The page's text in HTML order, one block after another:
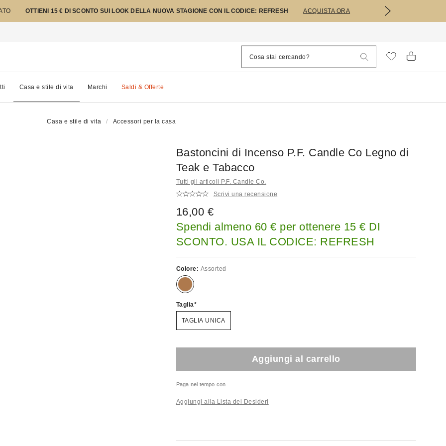
OTTIENI 15 € DI SCONTO SUI LOOK DELLA NUOVA STAGIONE CON IL CODICE: REFRESH ACQUISTA ORA
Casa e stile di vita Marchi Saldi & Offerte
Casa e stile di vita Accessori per la casa
Bastoncini di Incenso P.F. Candle Co Legno di
Teak e Tabacco
Tutti gli articoli P.F. Candle Co.
Scrivi una recensione
16,00 €
Spendi almeno 60 € per ottenere 15 € DI
SCONTO. USA IL CODICE: REFRESH
Colore: Assorted
Taglia
TAGLIA UNICA
Aggiungi al carrello
Paga nel tempo con
Aggiungi alla Lista dei Desideri